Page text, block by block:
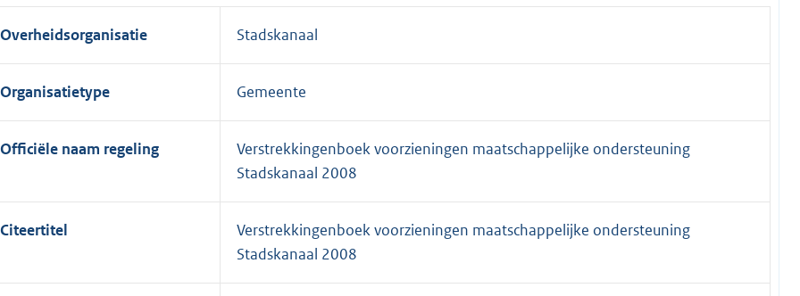
Overheidsorganisatie Stadskanaal
Organisatietype Gemeente
Officiële naam regeling
Verstrekkingenboek voorzieningen maatschappelijke ondersteuning
Stadskanaal 2008
Citeertitel
Verstrekkingenboek voorzieningen maatschappelijke ondersteuning
Stadskanaal 2008